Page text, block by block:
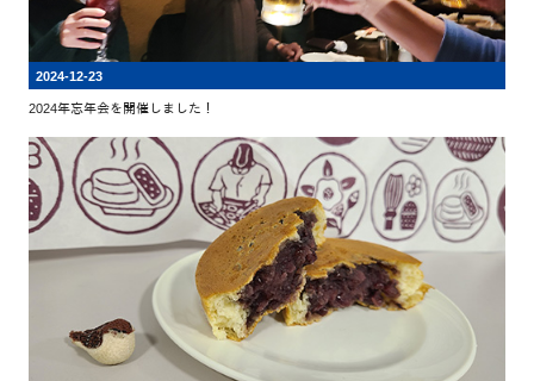
2024-12-23
2024年忘年会を開催しました！